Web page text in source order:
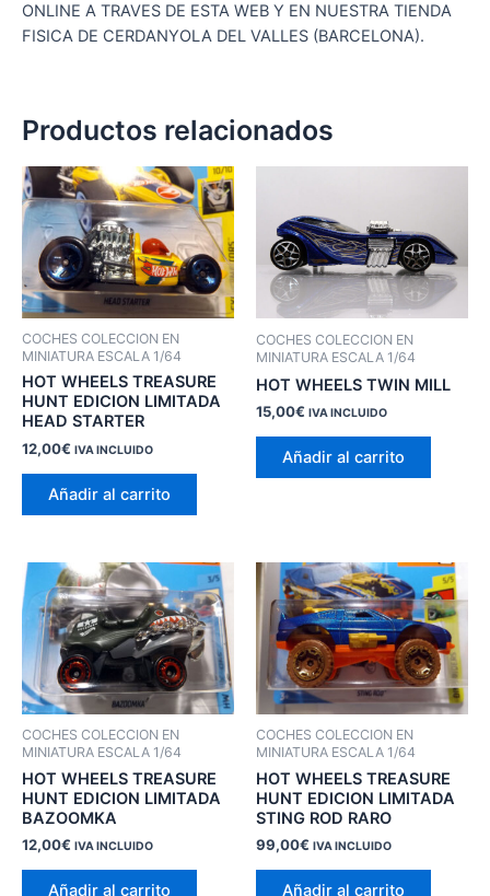
ONLINE A TRAVES DE ESTA WEB Y EN NUESTRA TIENDA
FISICA DE CERDANYOLA DEL VALLES (BARCELONA).
Productos relacionados
COCHES COLECCION EN
MINIATURA ESCALA 1/64
HOT WHEELS TREASURE
HUNT EDICION LIMITADA
HEAD STARTER
12,00€ IVA INCLUIDO
Añadir al carrito
COCHES COLECCION EN
MINIATURA ESCALA 1/64
HOT WHEELS TWIN MILL
15,00€ IVA INCLUIDO
Añadir al carrito
COCHES COLECCION EN
MINIATURA ESCALA 1/64
HOT WHEELS TREASURE
HUNT EDICION LIMITADA
BAZOOMKA
12,00€ IVA INCLUIDO
Añadir al carrito
COCHES COLECCION EN
MINIATURA ESCALA 1/64
HOT WHEELS TREASURE
HUNT EDICION LIMITADA
STING ROD RARO
99,00€ IVA INCLUIDO
Añadir al carrito